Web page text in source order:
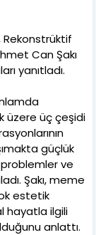
Rekonstrüktif
Can Şakı
yanıtladı.
üzere üç çeşidi
güçlük
problemler ve
Şakı, meme
estetik
hayatla ilgili
anlattı.